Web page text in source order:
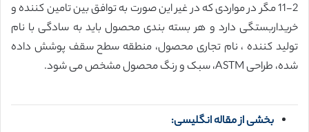
11-2 مگر در مواردی که در غیر این صورت به توافق بین تامین کننده و
خریداربستگی دارد و هر بسته بندی محصول باید به سادگی با نام
تولید کننده ، نام تجاری محصول، منطقه سطح سقف پوشش داده
شده، طراحی ASTM، سبک و رنگ محصول مشخص می شود.
بخشی از مقاله انگلیسی: